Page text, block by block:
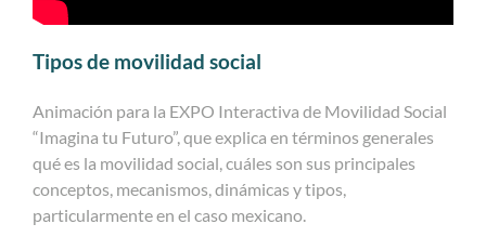
Tipos de movilidad social
Animación para la EXPO Interactiva de Movilidad Social
“Imagina tu Futuro”, que explica en términos generales
qué es la movilidad social, cuáles son sus principales
conceptos, mecanismos, dinámicas y tipos,
particularmente en el caso mexicano.